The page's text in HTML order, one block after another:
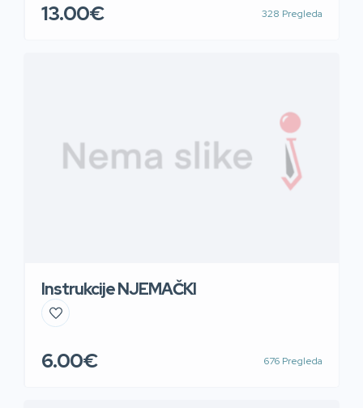
13.00€ 328 Pregleda
Instrukcije NJEMAČKI
6.00€ 676 Pregleda